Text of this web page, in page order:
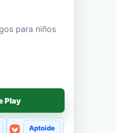
para niños
Play
Aptoide